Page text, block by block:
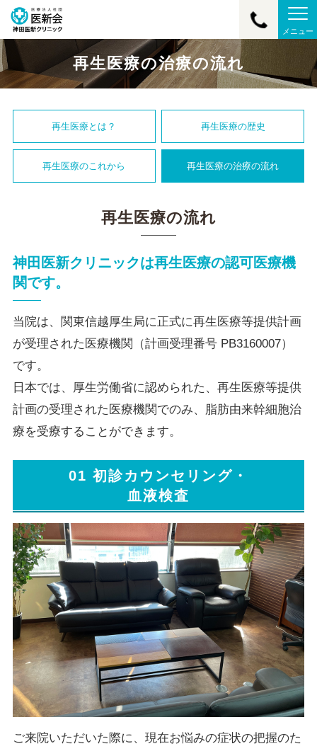
メニュー
再生医療の治療の流れ
再生医療とは？ 再生医療の歴史
再生医療のこれから 再生医療の治療の流れ
再生医療の流れ
神田医新クリニックは再生医療の認可医療機
関です。
当院は、関東信越厚生局に正式に再生医療等提供計画
が受理された医療機関（計画受理番号 PB3160007）
です。
日本では、厚生労働省に認められた、再生医療等提供
計画の受理された医療機関でのみ、脂肪由来幹細胞治
療を受療することができます。
01 初診カウンセリング・
血液検査
ご来院いただいた際に、現在お悩みの症状の把握のた